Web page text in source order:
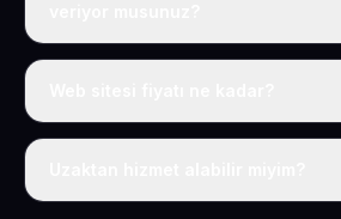
Evet, Abdulbaki Mahallesi dahil tüm
Tek fiyat: yılda 50 USD + KDV, her